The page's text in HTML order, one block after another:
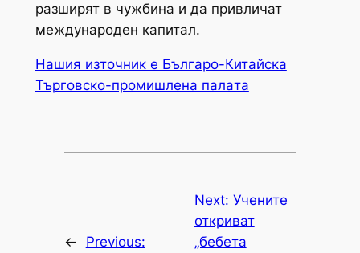
разширят в чужбина и да привличат
международен капитал.
Нашия източник е Българо-Китайска
Търговско-промишлена палaта
←
Previous:
Next: Учените
откриват
„бебета